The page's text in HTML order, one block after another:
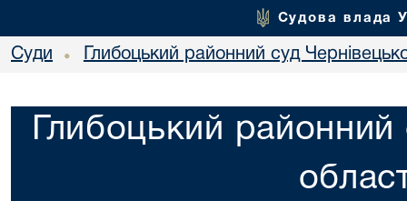
Судова влада
Суди • Глибоцький районний суд
Глибоцький районний